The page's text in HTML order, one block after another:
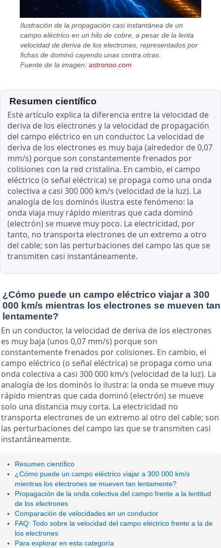
Ilustración de la propagación casi instantánea de un
campo eléctrico en un hilo de cobre, a pesar de la lenta
velocidad de deriva de los electrones, representados por
fichas de dominó cayendo unas contra otras.
Fuente de la imagen:astronoo.com
Resumen científico
Este artículo explica la diferencia entre la velocidad de
deriva de los electrones y la velocidad de propagación
del campo eléctrico en un conductor. La velocidad de
deriva de los electrones es muy baja (alrededor de 0,07
mm/s) porque son constantemente frenados por
colisiones con la red cristalina. En cambio, el campo
eléctrico (o señal eléctrica) se propaga como una onda
colectiva a casi 300 000 km/s (velocidad de la luz). La
analogía de los dominós ilustra este fenómeno: la
onda viaja muy rápido mientras que cada dominó
(electrón) se mueve muy poco. La electricidad, por
tanto, no transporta electrones de un extremo a otro
del cable; son las perturbaciones del campo las que se
transmiten casi instantáneamente.
¿Cómo puede un campo eléctrico viajar a 300
000 km/s mientras los electrones se mueven tan
lentamente?
En un conductor, la velocidad de deriva de los electrones
es muy baja (unos 0,07 mm/s) porque son
constantemente frenados por colisiones. En cambio, el
campo eléctrico (o señal eléctrica) se propaga como una
onda colectiva a casi 300 000 km/s (velocidad de la luz). La
analogía de los dominós lo ilustra: la onda se mueve muy
rápido mientras que cada dominó (electrón) se mueve
solo una distancia muy corta. La electricidad no
transporta electrones de un extremo al otro del cable; son
las perturbaciones del campo las que se transmiten casi
instantáneamente.
Resumen científico
¿Cómo puede un campo eléctrico viajar a 300 000 km/s
mientras los electrones se mueven tan lentamente?
Propagación de la onda colectiva del campo frente a la lentitud
de los electrones
Comparación de velocidades en un conductor
FAQ: Todo sobre la velocidad del campo eléctrico frente a la de
los electrones
Para explorar en esta categoría